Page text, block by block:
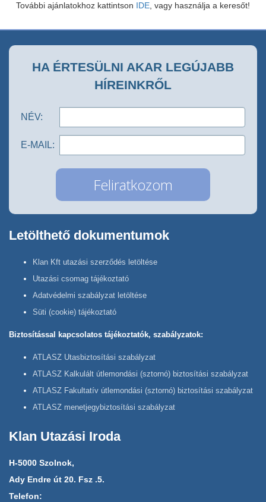
További ajánlatokhoz kattintson IDE , vagy használja a keresőt!
HA ÉRTESÜLNI AKAR LEGÚJABB
HÍREINKRŐL
NÉV:
E-MAIL:
Letölthető dokumentumok
Klan Kft utazási szerződés letöltése
Utazási csomag tájékoztató
Adatvédelmi szabályzat letöltése
Süti (cookie) tájékoztató
Biztosítással kapcsolatos tájékoztatók, szabályzatok:
ATLASZ Utasbiztosítási szabályzat
ATLASZ Kalkulált útlemondási (sztornó) biztosítási szabályzat
ATLASZ Fakultatív útlemondási (sztornó) biztosítási szabályzat
ATLASZ menetjegybiztosítási szabályzat
Klan Utazási Iroda
H-5000 Szolnok,
Ady Endre út 20. Fsz .5.
Telefon: